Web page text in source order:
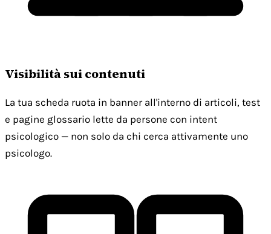
Visibilità sui contenuti
La tua scheda ruota in banner all'interno di articoli, test
e pagine glossario lette da persone con intent
psicologico — non solo da chi cerca attivamente uno
psicologo.